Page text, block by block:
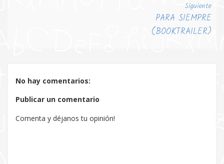
Siguiente
PARA SIEMPRE
(BOOKTRAILER)
No hay comentarios:
Publicar un comentario
Comenta y déjanos tu opinión!